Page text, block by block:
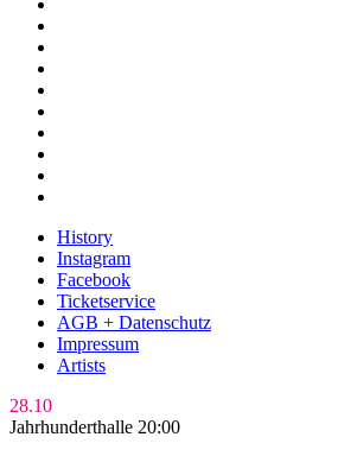
History
Instagram
Facebook
Ticketservice
AGB + Datenschutz
Impressum
Artists
28.10
Jahrhunderthalle 20:00